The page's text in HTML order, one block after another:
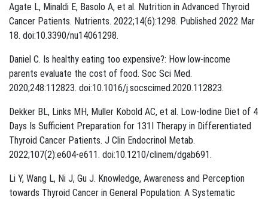
Agate L, Minaldi E, Basolo A, et al. Nutrition in Advanced Thyroid
Cancer Patients. Nutrients. 2022;14(6):1298. Published 2022 Mar
18. doi:10.3390/nu14061298.
Daniel C. Is healthy eating too expensive?: How low-income
parents evaluate the cost of food. Soc Sci Med.
2020;248:112823. doi:10.1016/j.socscimed.2020.112823.
Dekker BL, Links MH, Muller Kobold AC, et al. Low-Iodine Diet of 4
Days Is Sufficient Preparation for 131I Therapy in Differentiated
Thyroid Cancer Patients. J Clin Endocrinol Metab.
2022;107(2):e604-e611. doi:10.1210/clinem/dgab691.
Li Y, Wang L, Ni J, Gu J. Knowledge, Awareness and Perception
towards Thyroid Cancer in General Population: A Systematic